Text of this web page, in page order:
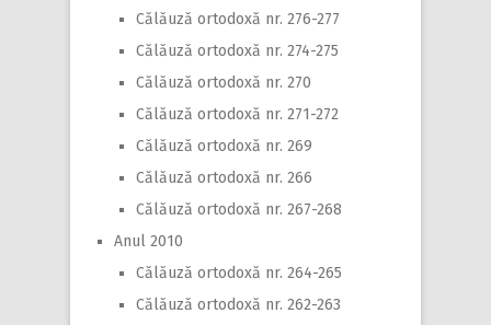
Călăuză ortodoxă nr. 276-277
Călăuză ortodoxă nr. 274-275
Călăuză ortodoxă nr. 270
Călăuză ortodoxă nr. 271-272
Călăuză ortodoxă nr. 269
Călăuză ortodoxă nr. 266
Călăuză ortodoxă nr. 267-268
Anul 2010
Călăuză ortodoxă nr. 264-265
Călăuză ortodoxă nr. 262-263